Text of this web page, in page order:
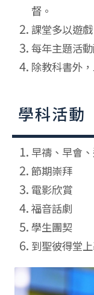
督。
課堂多以遊
每年主題活
除教科書外
學科活動
早禱、早會
節期崇拜
電影欣賞
福音話劇
學生團契
到聖彼得堂